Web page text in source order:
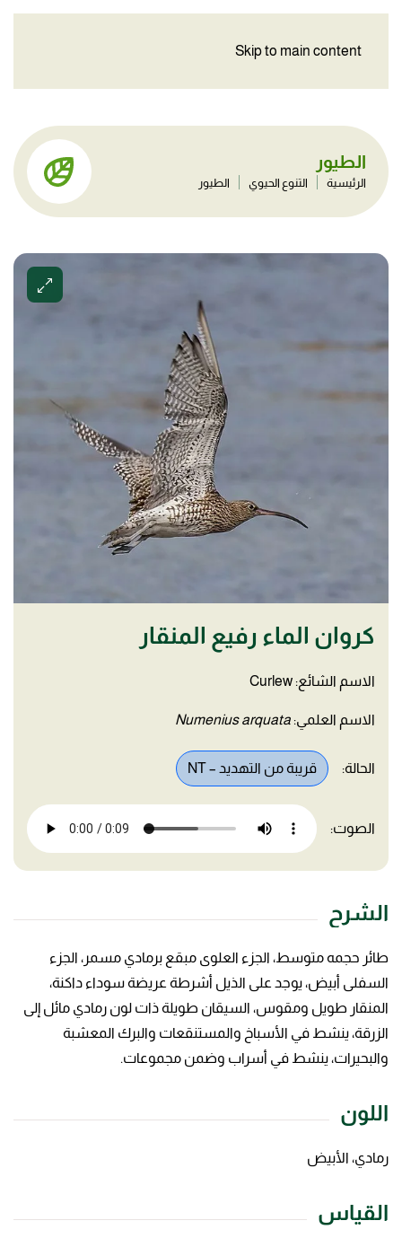
Skip to main content
الطيور
الرئيسية التنوع الحيوي الطيور
كروان الماء رفيع المنقار
الاسم الشائع: Curlew
الاسم العلمي: Numenius arquata
الحالة: قريبة من التهديد – NT
الصوت:
الشرح
طائر حجمه متوسط، الجزء العلوى مبقع برمادي مسمر، الجزء
السفلى أبيض، يوجد على الذيل أشرطة عريضة سوداء داكنة،
المنقار طويل ومقوس، السيقان طويلة ذات لون رمادي مائل إلى
الزرقة، ينشط في الأسباخ والمستنقعات والبرك المعشبة
والبحيرات، ينشط في أسراب وضمن مجموعات.
اللون
رمادي، الأبيض
القياس